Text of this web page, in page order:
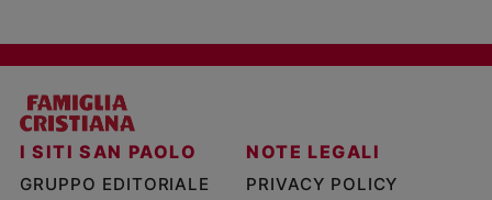
I SITI SAN PAOLO
GRUPPO EDITORIALE
NOTE LEGALI
PRIVACY POLICY